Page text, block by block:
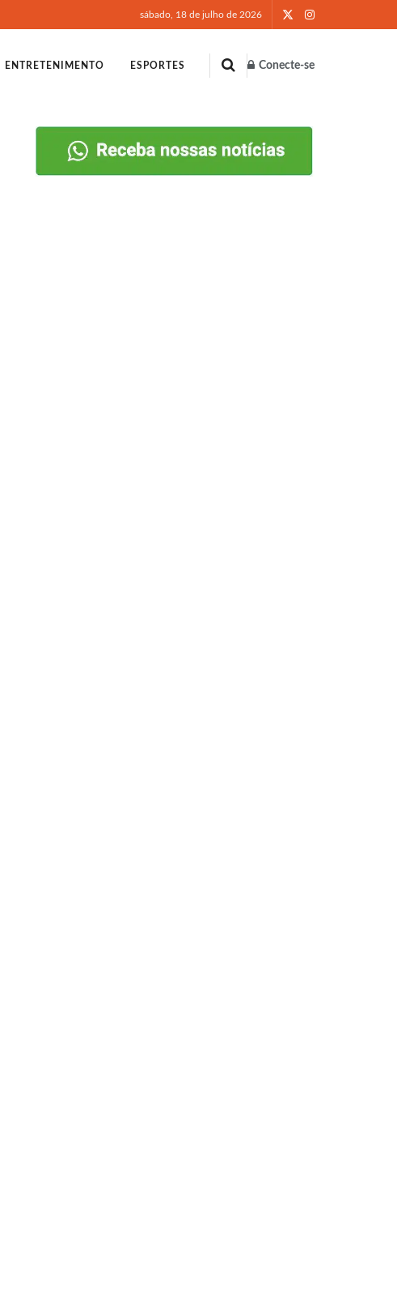
sábado, 18 de julho de 2026
ENTRETENIMENTO ESPORTES Conecte-se